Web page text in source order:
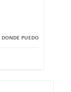
DONDE PUEDO